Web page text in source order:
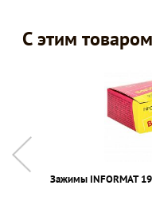
С этим
Зажимы INFORMAT